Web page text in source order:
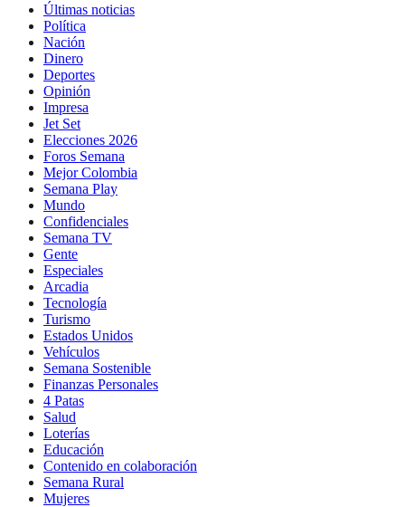
Últimas noticias
Política
Nación
Dinero
Deportes
Opinión
Impresa
Jet Set
Elecciones 2026
Foros Semana
Mejor Colombia
Semana Play
Mundo
Confidenciales
Semana TV
Gente
Especiales
Arcadia
Tecnología
Turismo
Estados Unidos
Vehículos
Semana Sostenible
Finanzas Personales
4 Patas
Salud
Loterías
Educación
Contenido en colaboración
Semana Rural
Mujeres